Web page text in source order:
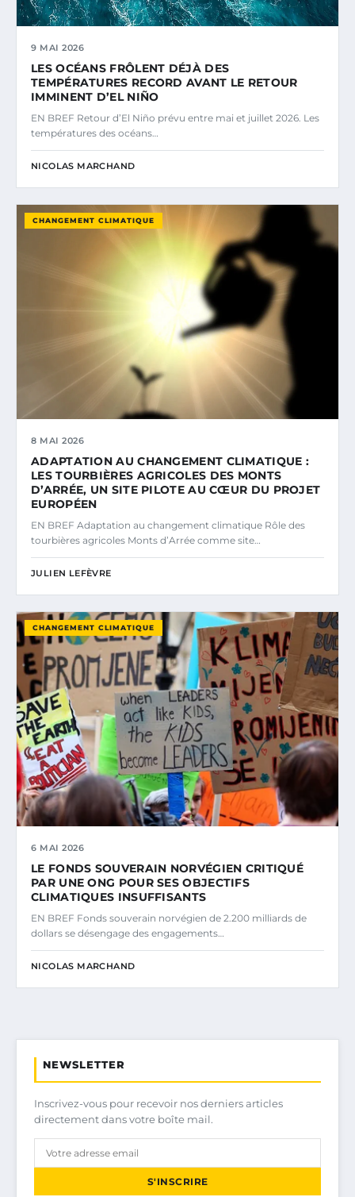
9 MAI 2026
LES OCÉANS FRÔLENT DÉJÀ DES
TEMPÉRATURES RECORD AVANT LE RETOUR
IMMINENT D’EL NIÑO
EN BREF Retour d’El Niño prévu entre mai et juillet 2026. Les
températures des océans…
NICOLAS MARCHAND
CHANGEMENT CLIMATIQUE
8 MAI 2026
ADAPTATION AU CHANGEMENT CLIMATIQUE :
LES TOURBIÈRES AGRICOLES DES MONTS
D’ARRÉE, UN SITE PILOTE AU CŒUR DU PROJET
EUROPÉEN
EN BREF Adaptation au changement climatique Rôle des
tourbières agricoles Monts d’Arrée comme site…
JULIEN LEFÈVRE
CHANGEMENT CLIMATIQUE
6 MAI 2026
LE FONDS SOUVERAIN NORVÉGIEN CRITIQUÉ
PAR UNE ONG POUR SES OBJECTIFS
CLIMATIQUES INSUFFISANTS
EN BREF Fonds souverain norvégien de 2.200 milliards de
dollars se désengage des engagements…
NICOLAS MARCHAND
NEWSLETTER
Inscrivez-vous pour recevoir nos derniers articles
directement dans votre boîte mail.
S'INSCRIRE